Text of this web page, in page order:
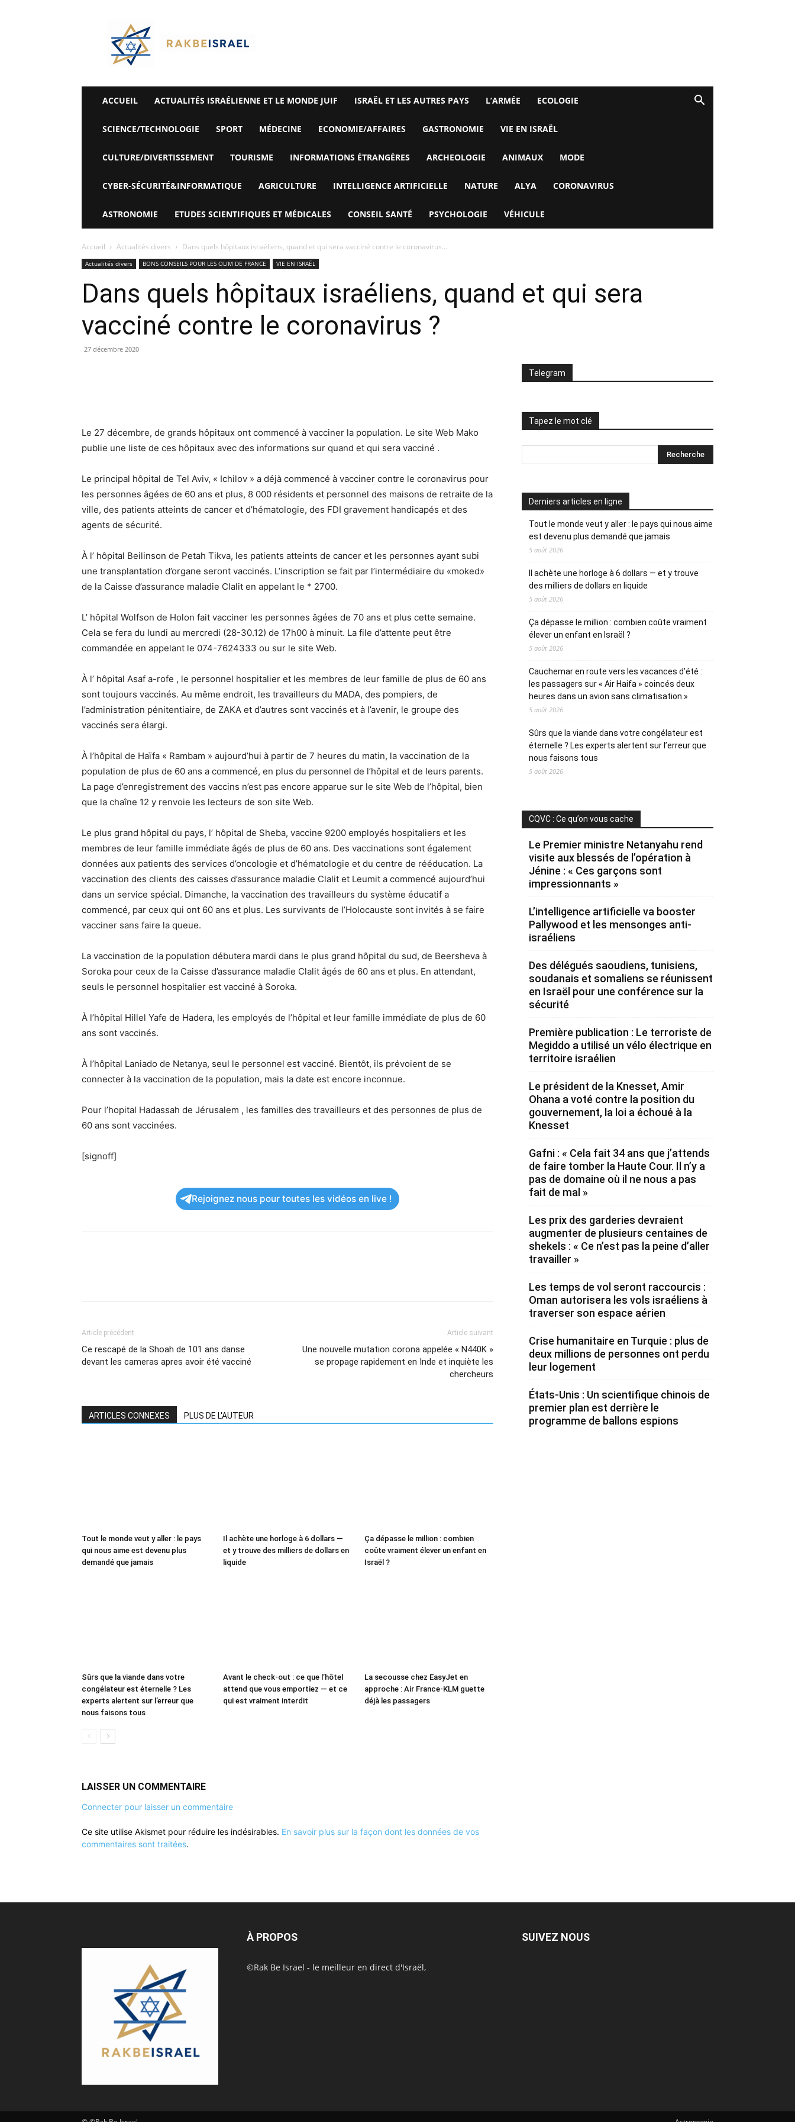
Rak
Be
Israel-
Alyaexpress-
News
ACCUEIL ACTUALITÉS ISRAÉLIENNE ET LE MONDE JUIF ISRAËL ET LES AUTRES PAYS L’ARMÉE ECOLOGIE
SCIENCE/TECHNOLOGIE SPORT MÉDECINE ECONOMIE/AFFAIRES GASTRONOMIE VIE EN ISRAËL
CULTURE/DIVERTISSEMENT TOURISME INFORMATIONS ÉTRANGÈRES ARCHEOLOGIE ANIMAUX MODE
CYBER-SÉCURITÉ&INFORMATIQUE AGRICULTURE INTELLIGENCE ARTIFICIELLE NATURE ALYA CORONAVIRUS
ASTRONOMIE ETUDES SCIENTIFIQUES ET MÉDICALES CONSEIL SANTÉ PSYCHOLOGIE VÉHICULE
Accueil Actualités divers Dans quels hôpitaux israéliens, quand et qui sera vacciné contre le coronavirus...
Actualités divers BONS CONSEILS POUR LES OLIM DE FRANCE VIE EN ISRAËL
Dans quels hôpitaux israéliens, quand et qui sera
vacciné contre le coronavirus ?
27 décembre 2020
Le 27 décembre, de grands hôpitaux ont commencé à vacciner la population. Le site Web Mako
publie une liste de ces hôpitaux avec des informations sur quand et qui sera vacciné .
Le principal hôpital de Tel Aviv, « Ichilov » a déjà commencé à vacciner contre le coronavirus pour
les personnes âgées de 60 ans et plus, 8 000 résidents et personnel des maisons de retraite de la
ville, des patients atteints de cancer et d’hématologie, des FDI gravement handicapés et des
agents de sécurité.
À l’ hôpital Beilinson de Petah Tikva, les patients atteints de cancer et les personnes ayant subi
une transplantation d’organe seront vaccinés. L’inscription se fait par l’intermédiaire du «moked»
de la Caisse d’assurance maladie Clalit en appelant le * 2700.
L’ hôpital Wolfson de Holon fait vacciner les personnes âgées de 70 ans et plus cette semaine.
Cela se fera du lundi au mercredi (28-30.12) de 17h00 à minuit. La file d’attente peut être
commandée en appelant le 074-7624333 ou sur le site Web.
À l’ hôpital Asaf a-rofe , le personnel hospitalier et les membres de leur famille de plus de 60 ans
sont toujours vaccinés. Au même endroit, les travailleurs du MADA, des pompiers, de
l’administration pénitentiaire, de ZAKA et d’autres sont vaccinés et à l’avenir, le groupe des
vaccinés sera élargi.
À l’hôpital de Haïfa « Rambam » aujourd’hui à partir de 7 heures du matin, la vaccination de la
population de plus de 60 ans a commencé, en plus du personnel de l’hôpital et de leurs parents.
La page d’enregistrement des vaccins n’est pas encore apparue sur le site Web de l’hôpital, bien
que la chaîne 12 y renvoie les lecteurs de son site Web.
Le plus grand hôpital du pays, l’ hôpital de Sheba, vaccine 9200 employés hospitaliers et les
membres de leur famille immédiate âgés de plus de 60 ans. Des vaccinations sont également
données aux patients des services d’oncologie et d’hématologie et du centre de rééducation. La
vaccination des clients des caisses d’assurance maladie Clalit et Leumit a commencé aujourd’hui
dans un service spécial. Dimanche, la vaccination des travailleurs du système éducatif a
commencé, par ceux qui ont 60 ans et plus. Les survivants de l’Holocauste sont invités à se faire
vacciner sans faire la queue.
La vaccination de la population débutera mardi dans le plus grand hôpital du sud, de Beersheva à
Soroka pour ceux de la Caisse d’assurance maladie Clalit âgés de 60 ans et plus. En attendant,
seuls le personnel hospitalier est vacciné à Soroka.
À l’hôpital Hillel Yafe de Hadera, les employés de l’hôpital et leur famille immédiate de plus de 60
ans sont vaccinés.
À l’hôpital Laniado de Netanya, seul le personnel est vacciné. Bientôt, ils prévoient de se
connecter à la vaccination de la population, mais la date est encore inconnue.
Pour l’hopital Hadassah de Jérusalem , les familles des travailleurs et des personnes de plus de
60 ans sont vaccinées.
[signoff]
Rejoignez nous pour toutes les vidéos en live !
Article précédent
Ce rescapé de la Shoah de 101 ans danse
devant les cameras apres avoir été vacciné
Article suivant
Une nouvelle mutation corona appelée « N440K »
se propage rapidement en Inde et inquiète les
chercheurs
ARTICLES CONNEXES PLUS DE L'AUTEUR
Tout le monde veut y aller : le pays
qui nous aime est devenu plus
demandé que jamais
Il achète une horloge à 6 dollars —
et y trouve des milliers de dollars en
liquide
Ça dépasse le million : combien
coûte vraiment élever un enfant en
Israël ?
Sûrs que la viande dans votre
congélateur est éternelle ? Les
experts alertent sur l’erreur que
nous faisons tous
Avant le check-out : ce que l’hôtel
attend que vous emportiez — et ce
qui est vraiment interdit
La secousse chez EasyJet en
approche : Air France-KLM guette
déjà les passagers
LAISSER UN COMMENTAIRE
Connecter pour laisser un commentaire
Ce site utilise Akismet pour réduire les indésirables. En savoir plus sur la façon dont les données de vos
commentaires sont traitées.
Telegram
Tapez le mot clé
Derniers articles en ligne
Tout le monde veut y aller : le pays qui nous aime
est devenu plus demandé que jamais
5 août 2026
Il achète une horloge à 6 dollars — et y trouve
des milliers de dollars en liquide
5 août 2026
Ça dépasse le million : combien coûte vraiment
élever un enfant en Israël ?
5 août 2026
Cauchemar en route vers les vacances d’été :
les passagers sur « Air Haifa » coincés deux
heures dans un avion sans climatisation »
5 août 2026
Sûrs que la viande dans votre congélateur est
éternelle ? Les experts alertent sur l’erreur que
nous faisons tous
5 août 2026
CQVC : Ce qu’on vous cache
Le Premier ministre Netanyahu rend
visite aux blessés de l’opération à
Jénine : « Ces garçons sont
impressionnants »
L’intelligence artificielle va booster
Pallywood et les mensonges anti-
israéliens
Des délégués saoudiens, tunisiens,
soudanais et somaliens se réunissent
en Israël pour une conférence sur la
sécurité
Première publication : Le terroriste de
Megiddo a utilisé un vélo électrique en
territoire israélien
Le président de la Knesset, Amir
Ohana a voté contre la position du
gouvernement, la loi a échoué à la
Knesset
Gafni : « Cela fait 34 ans que j’attends
de faire tomber la Haute Cour. Il n’y a
pas de domaine où il ne nous a pas
fait de mal »
Les prix des garderies devraient
augmenter de plusieurs centaines de
shekels : « Ce n’est pas la peine d’aller
travailler »
Les temps de vol seront raccourcis :
Oman autorisera les vols israéliens à
traverser son espace aérien
Crise humanitaire en Turquie : plus de
deux millions de personnes ont perdu
leur logement
États-Unis : Un scientifique chinois de
premier plan est derrière le
programme de ballons espions
À PROPOS
©Rak Be Israel - le meilleur en direct d'Israël,
SUIVEZ NOUS